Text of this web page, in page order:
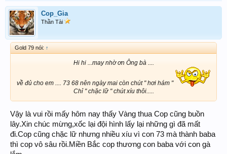
Cop_Gia
Thần Tài
Gold 79 nói: ↑
Hi hi ...may nhờ ơn Ông bà ....
về đủ cho em .... 73 68 nên ngày mai còn chút " hơi hám "
Chỉ " chặc lữ " chút xíu thôi.....​
Vậy là vui rồi mấy hôm nay thấy Vàng thua Cop cũng buồn
lây.Xin chúc mừng,xốc lại đội hình lấy lại những gì đã mất
đi.Cop cũng chặc lữ nhưng nhiều xíu vì con 73 mà thành baba
thì cop vô sâu rồi.Miền Bắc cop thương con baba với con gà